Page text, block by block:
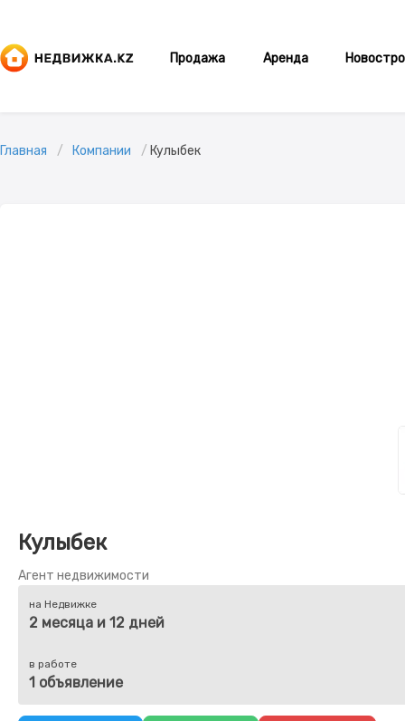
Продажа Аренда
Главная Компании Кулыбек
Кулыбек
Агент недвижимости
на Недвижке
2 месяца и 12 дней
в работе
1 объявление